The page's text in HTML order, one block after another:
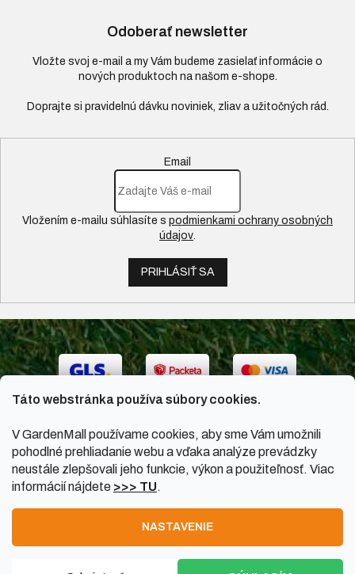
Táto webstránka používa súbory cookies.
V GardenMall používame cookies, aby sme Vám umožnili
pohodlné prehliadanie webu a vďaka analýze prevádzky
neustále zlepšovali jeho funkcie, výkon a použiteľnosť. Viac
informácií nájdete >>> TU.
NASTAVENIE
Odoberať newsletter
Vložte svoj e-mail a my Vám budeme zasielať informácie o
nových produktoch na našom e-shope.
Email
Vložením e-mailu súhlasíte s podmienkami ochrany osobných
údajov.
PRIHLÁSIŤ SA
GardenMall.sk